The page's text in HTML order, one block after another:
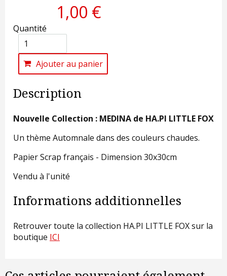
1,00 €
Quantité
Ajouter au panier
Description
Nouvelle Collection : MEDINA de HA.PI LITTLE FOX
Un thème Automnale dans des couleurs chaudes.
Papier Scrap français - Dimension 30x30cm
Vendu à l'unité
Informations additionnelles
Retrouver toute la collection HA.PI LITTLE FOX sur la
boutique ICI